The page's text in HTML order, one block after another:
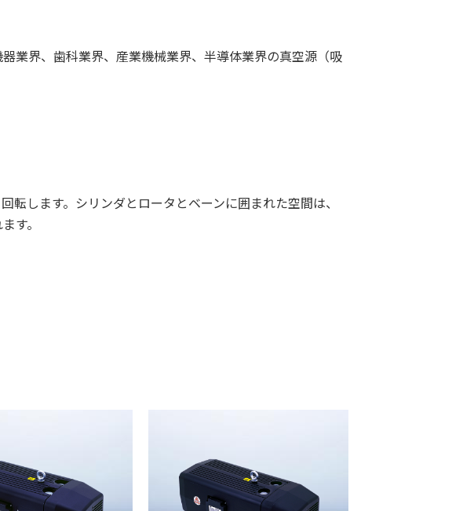
業界、歯科業界、産業機械業界、半導体業界の真空源（吸
します。シリンダとロータとベーンに囲まれた空間は、
す。